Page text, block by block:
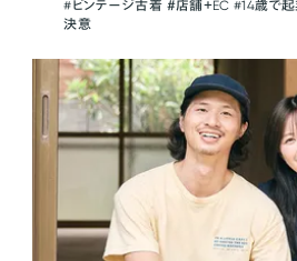
#ビンテージ古着 ＃店舗＋EC #14歳で
決意